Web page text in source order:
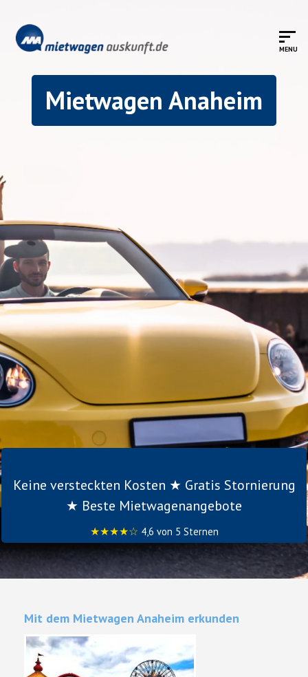
Mietwagen Anaheim
Keine versteckten Kosten ★ Gratis Stornierung
★ Beste Mietwagenangebote
★★★★☆ 4,6 von 5 Sternen
Mit dem Mietwagen Anaheim erkunden